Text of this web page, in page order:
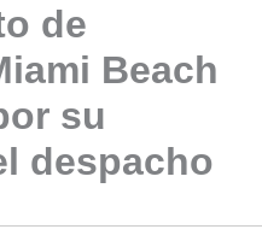
de
Beach
su
despacho